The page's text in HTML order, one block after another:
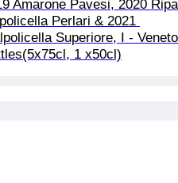
Amarone Pavesi, 2020
Perlari & 2021
Superiore, I -
1 x50cl)